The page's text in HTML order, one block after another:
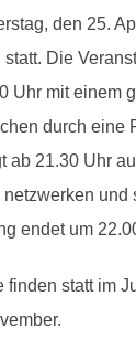
den 25.
Die
Uhr mit einem
durch eine
ab 21.30 Uhr
und
endet um
finden statt im